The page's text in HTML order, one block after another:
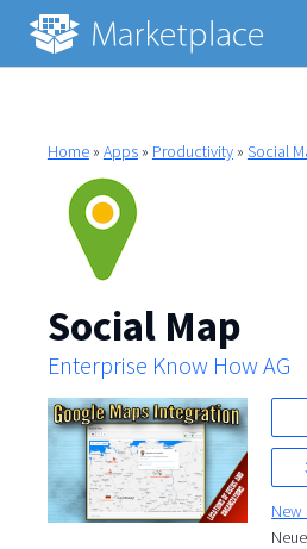
Home» Apps» Productivity» Social
Social Map
Enterprise Know How AG
New